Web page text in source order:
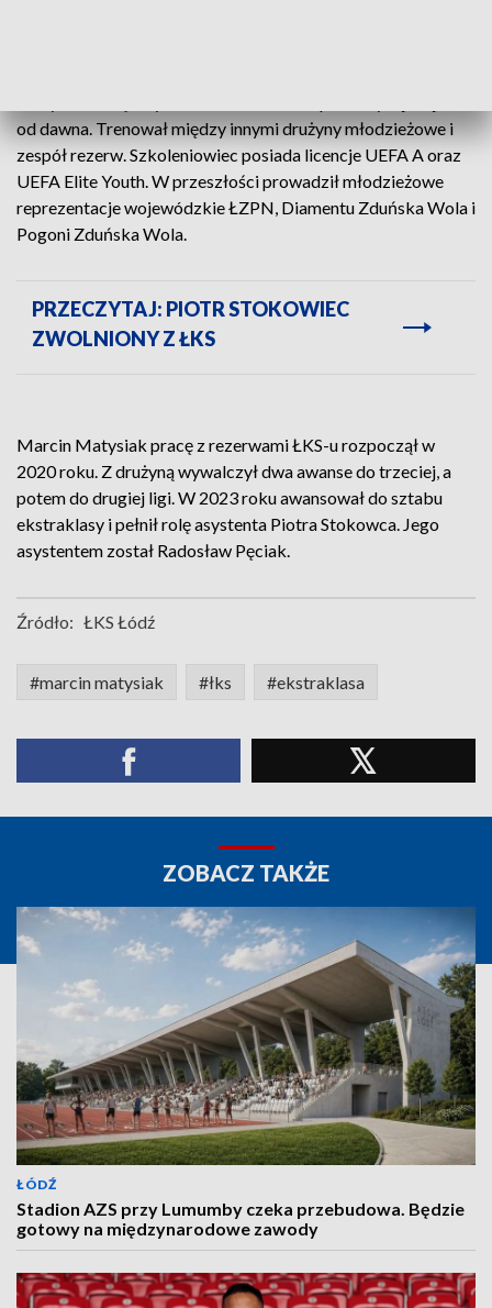
od dawna. Trenował między innymi drużyny młodzieżowe i
zespół rezerw. Szkoleniowiec posiada licencje UEFA A oraz
UEFA Elite Youth. W przeszłości prowadził młodzieżowe
reprezentacje wojewódzkie ŁZPN, Diamentu Zduńska Wola i
Pogoni Zduńska Wola.
PRZECZYTAJ: PIOTR STOKOWIEC
ZWOLNIONY Z ŁKS
Marcin Matysiak pracę z rezerwami ŁKS-u rozpoczął w
2020 roku. Z drużyną wywalczył dwa awanse do trzeciej, a
potem do drugiej ligi. W 2023 roku awansował do sztabu
ekstraklasy i pełnił rolę asystenta Piotra Stokowca. Jego
asystentem został Radosław Pęciak.
Źródło: ŁKS Łódź
#marcin matysiak #łks #ekstraklasa
ZOBACZ TAKŻE
ŁÓDŹ
Stadion AZS przy Lumumby czeka przebudowa. Będzie
gotowy na międzynarodowe zawody